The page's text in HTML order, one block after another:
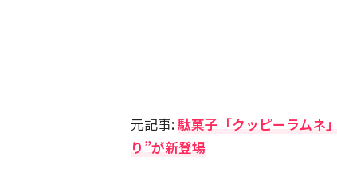
元記事:駄菓子「クッピーラムネ
り”が新登場